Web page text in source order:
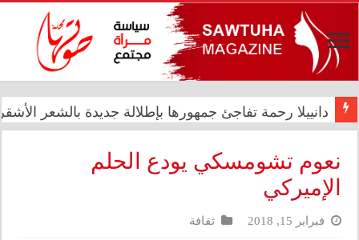
دانييلا رحمة تفاجئ جمهورها بإطلالة جديدة بالشعر الأشقر
رئيس الوزراء علي فالح الزيدي يترأس اجتماعاً مشتركاً في
نعوم تشومسكي يودع الحلم
الإميركي
فبراير 15, 2018 ثقافة